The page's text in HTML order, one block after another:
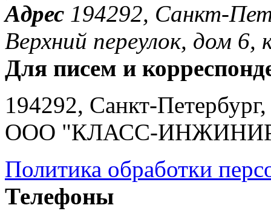
Адрес 194292, Санкт-
Верхний переулок, дом
Для писем и
194292, Санкт-
ООО "КЛАСС-
Политика обработки
Телефоны